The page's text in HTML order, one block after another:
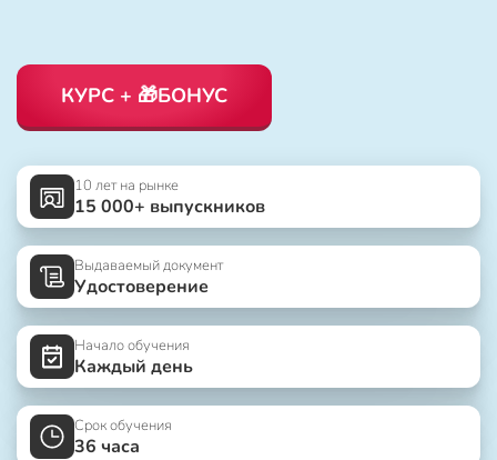
КУРС + 🎁БОНУС
10 лет на рынке
15 000+ выпускников
Выдаваемый документ
Удостоверение
Начало обучения
Каждый день
Срок обучения
36 часа